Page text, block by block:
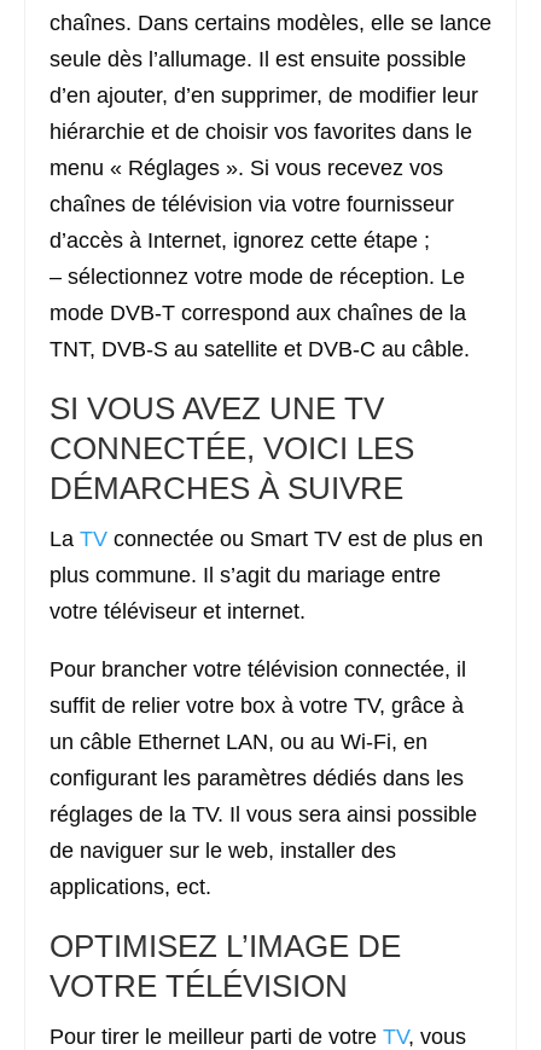
chaînes. Dans certains modèles, elle se lance
seule dès l’allumage. Il est ensuite possible
d’en ajouter, d’en supprimer, de modifier leur
hiérarchie et de choisir vos favorites dans le
menu « Réglages ». Si vous recevez vos
chaînes de télévision via votre fournisseur
d’accès à Internet, ignorez cette étape ;
– sélectionnez votre mode de réception. Le
mode DVB-T correspond aux chaînes de la
TNT, DVB-S au satellite et DVB-C au câble.
SI VOUS AVEZ UNE TV
CONNECTÉE, VOICI LES
DÉMARCHES À SUIVRE
La TV connectée ou Smart TV est de plus en
plus commune. Il s’agit du mariage entre
votre téléviseur et internet.
Pour brancher votre télévision connectée, il
suffit de relier votre box à votre TV, grâce à
un câble Ethernet LAN, ou au Wi-Fi, en
configurant les paramètres dédiés dans les
réglages de la TV. Il vous sera ainsi possible
de naviguer sur le web, installer des
applications, ect.
OPTIMISEZ L’IMAGE DE
VOTRE TÉLÉVISION
Pour tirer le meilleur parti de votre TV, vous